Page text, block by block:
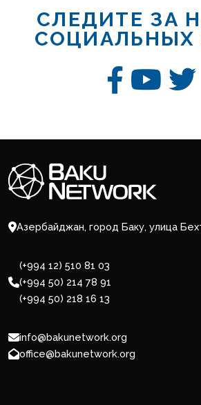
СЛЕДИТЕ ЗА
СОЦИАЛЬНЫХ
Азербайджан, город Баку, улица
(+994 12) 510 81 03
(+994 50) 214 78 91
(+994 50) 218 16 13
info@bakunetwork.org
office@bakunetwork.org